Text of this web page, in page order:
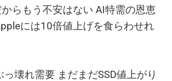
らもう不安はない AI特需の恩恵
には10倍値上げを食らわせれ
っ壊れ需要 まだまだSSD値上がり